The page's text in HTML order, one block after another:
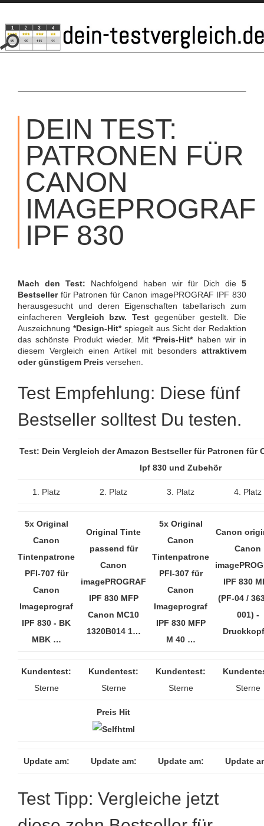
SKIP
CONTENT
DEIN TEST:
PATRONEN FÜR
CANON
IMAGEPROGRAF
IPF 830
Mach den Test: Nachfolgend haben wir für Dich die 5
Bestsellerfür Patronen für Canon imagePROGRAF IPF 830
herausgesucht und deren Eigenschaften tabellarisch zum
einfacheren Vergleich bzw. Test gegenüber gestellt. Die
Auszeichnung *Design-Hit*spiegelt aus Sicht der Redaktion
das schönste Produkt wieder. Mit*Preis-Hit*haben wir in
diesem Vergleich einen Artikel mit besonders attraktivem
oder günstigem Preis versehen.
Test Empfehlung: Diese fünf
Bestseller solltest Du testen.
Test: Dein Vergleich der Amazon Bestseller für Patronen für
Ipf 830 und Zubehör
1. Platz 2. Platz 3. Platz 4. Platz
5x Original
Canon
Tintenpatrone
PFI-707 für
Canon
Imageprograf
IPF 830 - BK
MBK …
Original Tinte
passend für
Canon
imagePROGRAF
IPF 830 MFP
Canon MC10
1320B014 1…
5x Original
Canon
Tintenpatrone
PFI-307 für
Canon
Imageprograf
IPF 830 MFP
M 40 …
Canon
Canon
IPF 830
(PF-04 /
001) -
Kundentest:
Sterne
Kundentest:
Sterne
Kundentest:
Sterne
Sterne
Preis Hit
Update am: Update am: Update am: Update
Test Tipp: Vergleiche jetzt